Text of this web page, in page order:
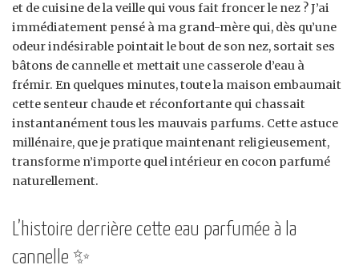
et de cuisine de la veille qui vous fait froncer le nez ? J’ai
immédiatement pensé à ma grand-mère qui, dès qu’une
odeur indésirable pointait le bout de son nez, sortait ses
bâtons de cannelle et mettait une casserole d’eau à
frémir. En quelques minutes, toute la maison embaumait
cette senteur chaude et réconfortante qui chassait
instantanément tous les mauvais parfums. Cette astuce
millénaire, que je pratique maintenant religieusement,
transforme n’importe quel intérieur en cocon parfumé
naturellement.
L’histoire derrière cette eau parfumée à la
cannelle ✨